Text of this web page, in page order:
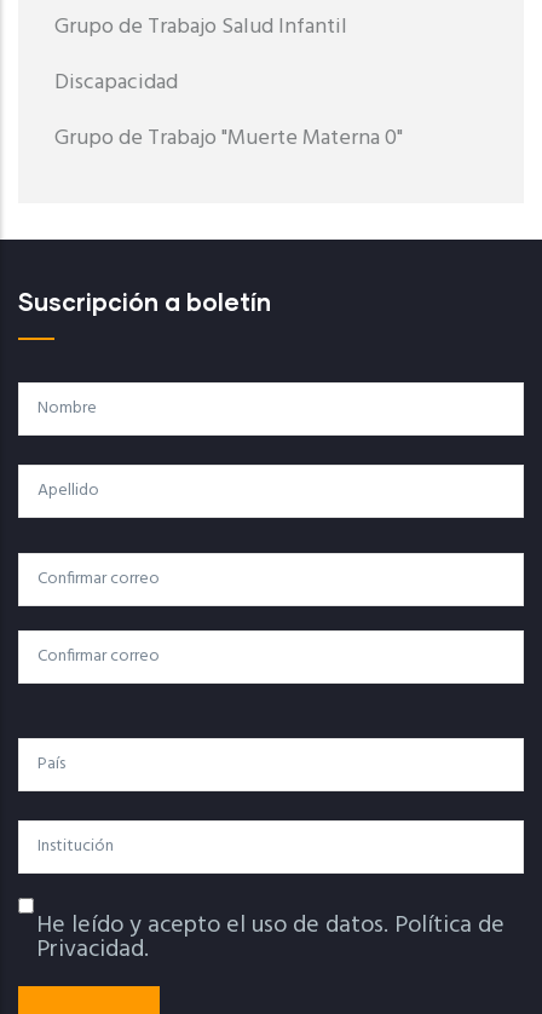
Grupo de Trabajo Salud Infantil
Discapacidad
Grupo de Trabajo "Muerte Materna 0"
Suscripción a boletín
Nombre
Apellido
Correo
Electrónico
Correo Electrónico
Confirmar Correo
País
Institución
Política De Privacidad
He leído y acepto el uso de datos. Política de
Privacidad.